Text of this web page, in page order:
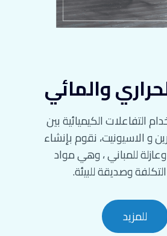
والمائي
التفاعلات الكيميائية بين
و الاسيونيت، نقوم بإنشاء
للمباني ، وهي مواد
وصديقة للبيئة.
للمزيد